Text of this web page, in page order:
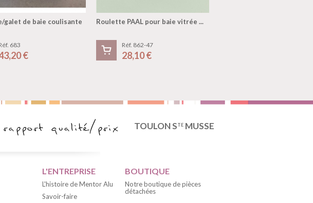
galet de baie coulisante
683
€
Roulette PAAL pour baie vitrée ...
Réf. 862-47
28,10 €
TOULON S TE MUSSE
L'ENTREPRISE
L'histoire de Mentor Alu
Savoir-faire
BOUTIQUE
Notre boutique de pièces
détachées